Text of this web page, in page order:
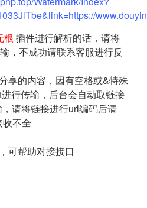
根 插件进行解析的话，请将
，不成功请联系客服进行反
享的内容，因有空格或&特殊
行传输，后台会自动取链接
请将链接进行url编码后请
不全
可帮助对接接口